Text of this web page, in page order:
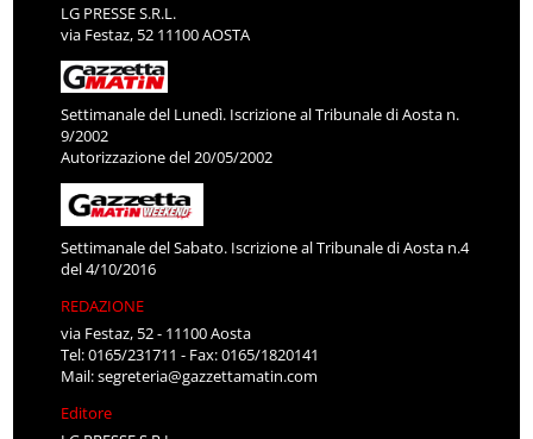
LG PRESSE S.R.L.
via Festaz, 52 11100 AOSTA
Settimanale del Lunedì. Iscrizione al Tribunale di Aosta n.
9/2002
Autorizzazione del 20/05/2002
Settimanale del Sabato. Iscrizione al Tribunale di Aosta n.4
del 4/10/2016
REDAZIONE
via Festaz, 52 - 11100 Aosta
Tel: 0165/231711 - Fax: 0165/1820141
Mail:segreteria@gazzettamatin.com
Editore